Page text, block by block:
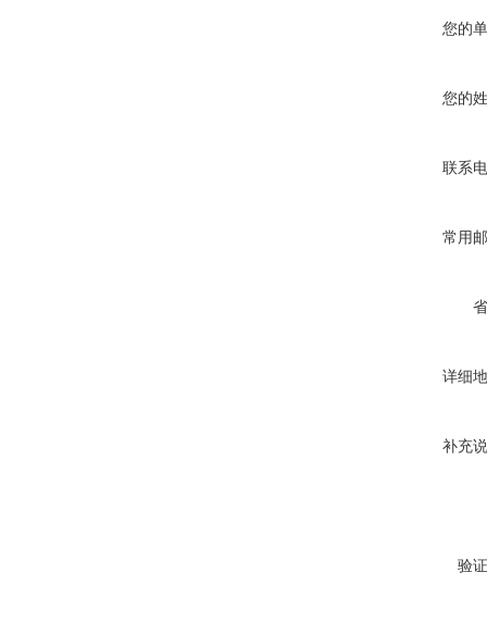
您的
您的
联系
常用
详细
补充
验